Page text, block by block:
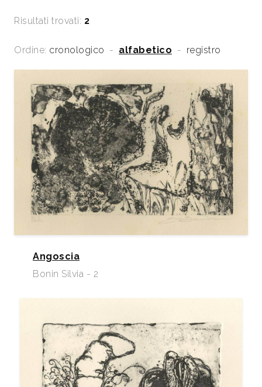
Risultati trovati: 2
Ordine: cronologico - alfabetico - registro
Angoscia
Bonin Silvia - 2